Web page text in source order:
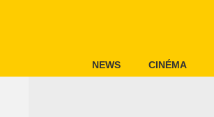
NEWS CINÉMA